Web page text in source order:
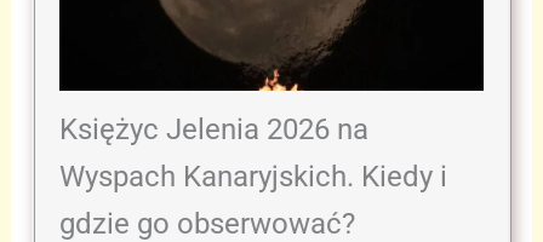
Księżyc Jelenia 2026 na
Wyspach Kanaryjskich. Kiedy i
gdzie go obserwować?